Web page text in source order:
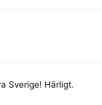
Sverige! Härligt.